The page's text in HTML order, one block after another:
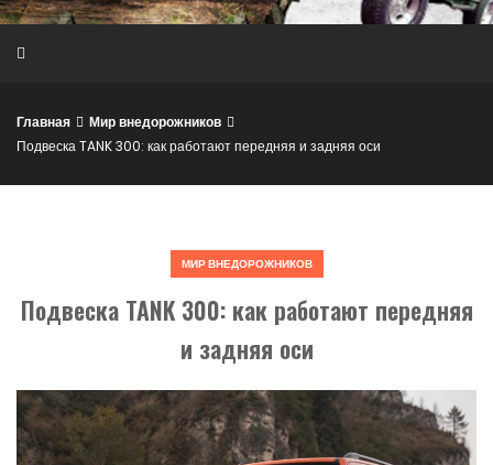
Главная
Мир внедорожников
Подвеска TANK 300: как работают передняя и задняя оси
МИР ВНЕДОРОЖНИКОВ
Подвеска TANK 300: как работают передняя
и задняя оси